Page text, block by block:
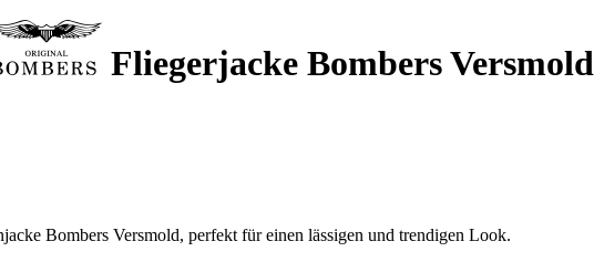
Fliegerjacke Bombers Versmold
Bombers Versmold, perfekt für einen lässigen und trendigen Look.